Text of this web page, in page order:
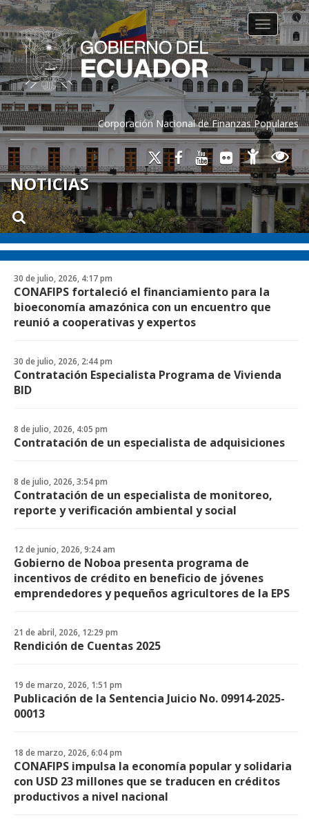
Corporación Nacional de Finanzas Populares
Toggle
NOTICIAS
30 de julio, 2026, 4:17 pm
CONAFIPS fortaleció el financiamiento para la
bioeconomía amazónica con un encuentro que
reunió a cooperativas y expertos
30 de julio, 2026, 2:44 pm
Contratación Especialista Programa de Vivienda
BID
8 de julio, 2026, 4:05 pm
Contratación de un especialista de adquisiciones
8 de julio, 2026, 3:54 pm
Contratación de un especialista de monitoreo,
reporte y verificación ambiental y social
12 de junio, 2026, 9:24 am
Gobierno de Noboa presenta programa de
incentivos de crédito en beneficio de jóvenes
emprendedores y pequeños agricultores de la EPS
21 de abril, 2026, 12:29 pm
Rendición de Cuentas 2025
19 de marzo, 2026, 1:51 pm
Publicación de la Sentencia Juicio No. 09914-2025-
00013
18 de marzo, 2026, 6:04 pm
CONAFIPS impulsa la economía popular y solidaria
con USD 23 millones que se traducen en créditos
productivos a nivel nacional